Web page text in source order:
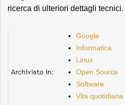
ricerca di ulteriori dettagli tecnici.
Google
Informatica
Linux
Open Source
Software
Vita quotidiana